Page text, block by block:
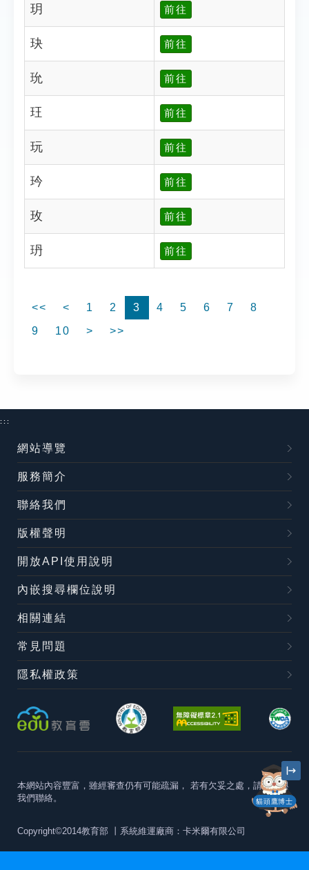
玥 前往
玦 前往
玧 前往
玨 前往
玩 前往
玪 前往
玫 前往
玬 前往
<< < 1 2 3 4 5 6 7
8
9
10 > >>
貓頭鷹博士
:::
網站導覽
服務簡介
聯絡我們
版權聲明
開放API使用說明
內嵌搜尋欄位說明
相關連結
常見問題
隱私權政策
本網站內容豐富，雖經審查仍有可能疏漏， 若有欠妥之處，請隨時與
我們聯絡。
Copyright©2014教育部 丨系統維運廠商：卡米爾有限公司